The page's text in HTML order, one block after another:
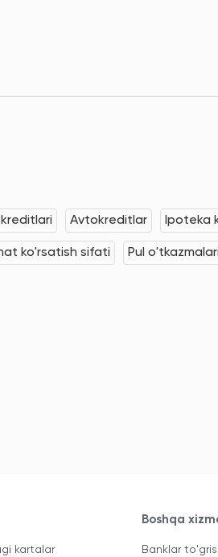
Avtokreditlar Ipoteka
ko'rsatish sifati Pul o'tkazmalari
kartalar
Boshqa
Banklar